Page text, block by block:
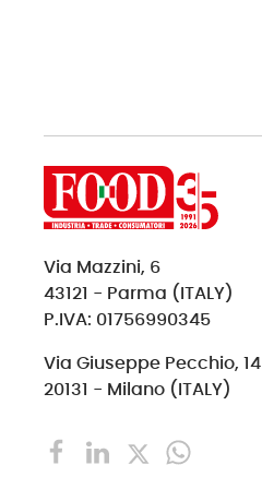
Via Mazzini, 6
43121 - Parma (ITALY)
P.IVA: 01756990345
Via Giuseppe Pecchio, 14
20131 - Milano (ITALY)